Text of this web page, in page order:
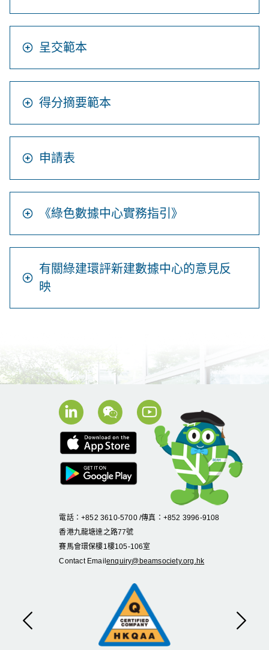
呈交範本
得分摘要範本
申請表
《綠色數據中心實務指引》
有關綠建環評新建數據中心的意見反
映
Previous Next
電話：+852 3610-5700 /傳真：+852 3996-9108
香港九龍塘達之路77號
賽馬會環保樓1 樓105-106室
Contact Emailenquiry@beamsociety.org.hk